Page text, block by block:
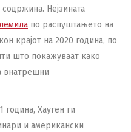
Нејзината
по распуштањето на
крајот на 2020 година, по
што покажуваат како
внатрешни
година, Хауген ги
и американски